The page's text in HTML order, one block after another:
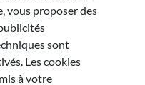
vous proposer des
sont
Les cookies
à votre